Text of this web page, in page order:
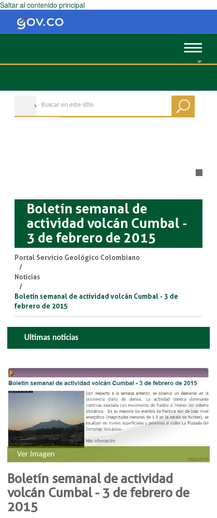
Saltar al contenido principal
Toggle
Boletín semanal de
actividad volcán Cumbal -
3 de febrero de 2015
Portal Servicio Geológico Colombiano
Noticias
Boletín semanal de actividad volcán Cumbal - 3 de
febrero de 2015
Ultimas noticias
Ver Imagen
Boletín semanal de actividad
volcán Cumbal - 3 de febrero de
2015